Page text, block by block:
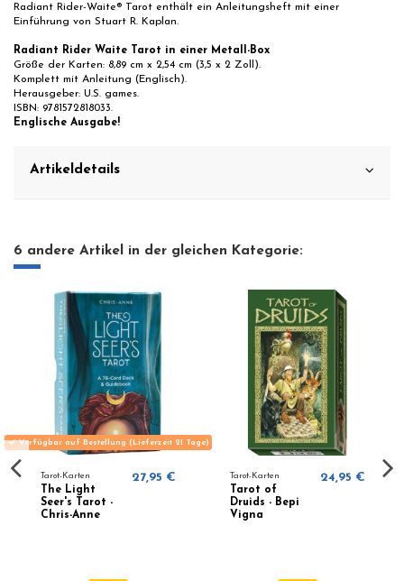
Radiant Rider-Waite® Tarot enthält ein Anleitungsheft mit einer
Einführung von Stuart R. Kaplan.
Radiant Rider Waite Tarot in einer Metall-Box
Größe der Karten: 8,89 cm x 2,54 cm (3,5 x 2 Zoll).
Komplett mit Anleitung (Englisch).
Herausgeber: U.S. games.
ISBN: 9781572818033.
Englische Ausgabe!
Artikeldetails
6 andere Artikel in der gleichen Kategorie:
Verfügbar auf Bestellung (Lieferzeit 21 Tage)
Tarot-Karten
The Light
Seer's Tarot -
Chris-Anne
27,95 € Tarot-Karten
Tarot of
Druids - Bepi
Vigna
24,95 €